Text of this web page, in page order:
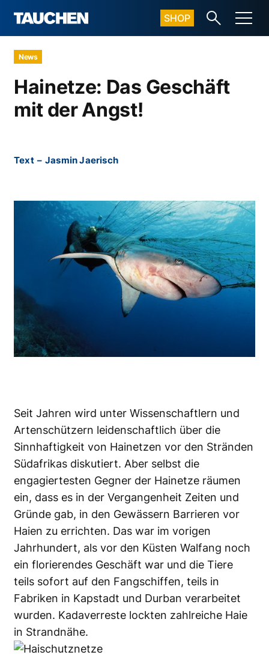
SHOP
News
Hainetze: Das Geschäft
mit der Angst!
Text – Jasmin Jaerisch
Seit Jahren wird unter Wissenschaftlern und
Artenschützern leidenschaftlich über die
Sinnhaftigkeit von Hainetzen vor den Stränden
Südafrikas diskutiert. Aber selbst die
engagiertesten Gegner der Hainetze räumen
ein, dass es in der Vergangenheit Zeiten und
Gründe gab, in den Gewässern Barrieren vor
Haien zu errichten. Das war im vorigen
Jahrhundert, als vor den Küsten Walfang noch
ein florierendes Geschäft war und die Tiere
teils sofort auf den Fangschiffen, teils in
Fabriken in Kapstadt und Durban verarbeitet
wurden. Kadaverreste lockten zahlreiche Haie
in Strandnähe.